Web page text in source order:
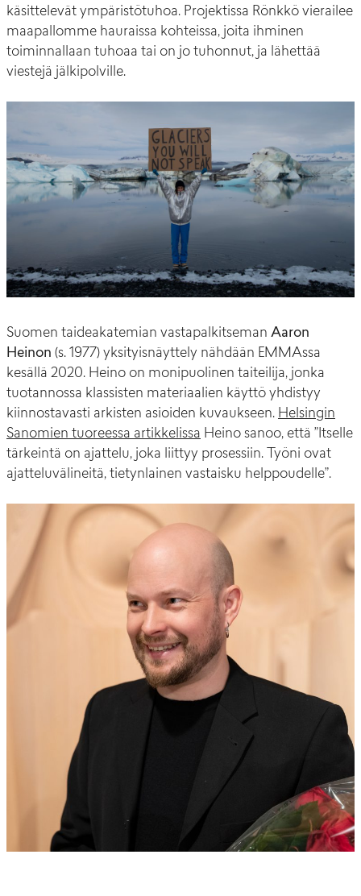
käsittelevät ympäristötuhoa. Projektissa Rönkkö vierailee
maapallomme hauraissa kohteissa, joita ihminen
toiminnallaan tuhoaa tai on jo tuhonnut, ja lähettää
viestejä jälkipolville.
Suomen taideakatemian vastapalkitseman Aaron
Heinon (s. 1977) yksityisnäyttely nähdään EMMAssa
kesällä 2020. Heino on monipuolinen taiteilija, jonka
tuotannossa klassisten materiaalien käyttö yhdistyy
kiinnostavasti arkisten asioiden kuvaukseen. Helsingin
Sanomien tuoreessa artikkelissa Heino sanoo, että ”Itselle
tärkeintä on ajattelu, joka liittyy prosessiin. Työni ovat
ajatteluvälineitä, tietynlainen vastaisku helppoudelle”.